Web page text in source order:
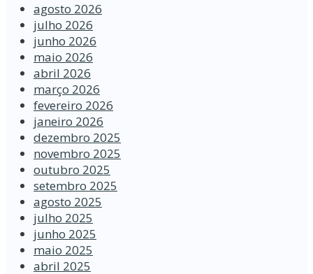
agosto 2026
julho 2026
junho 2026
maio 2026
abril 2026
março 2026
fevereiro 2026
janeiro 2026
dezembro 2025
novembro 2025
outubro 2025
setembro 2025
agosto 2025
julho 2025
junho 2025
maio 2025
abril 2025